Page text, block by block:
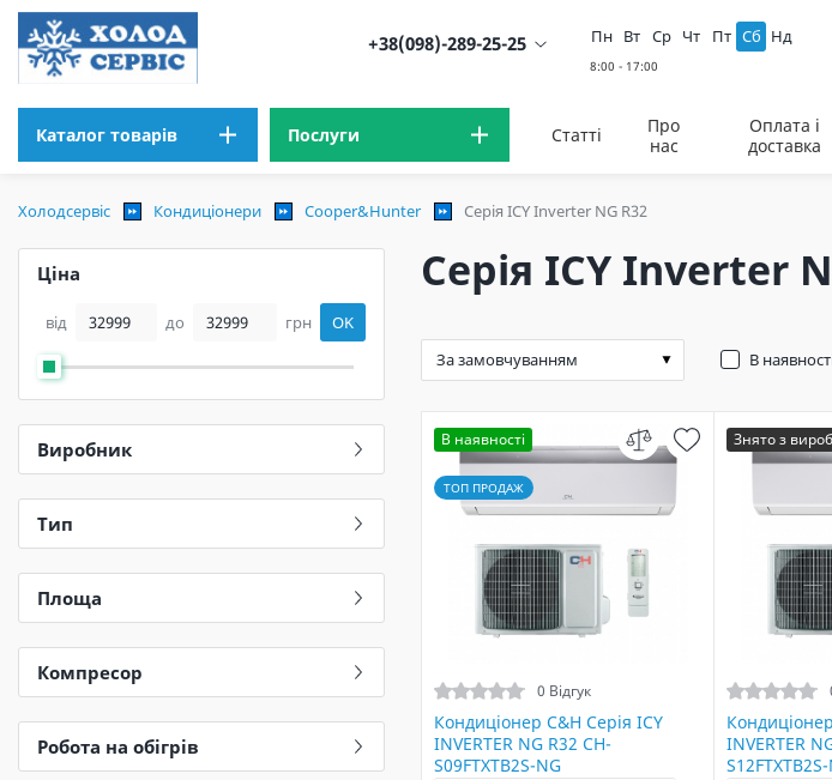
+38(098)-289-25-25 Пн Вт Ср Чт Пт Сб Нд
Каталог товарів Послуги Статті
Про
нас
Оплата і
доставка
Холодсервіс Кондиціонери Cooper&Hunter Серія ICY Inverter NG R32
Ціна
від до грн OK
Виробник
Тип
Площа
Компресор
Робота на обігрів
Серія ICY Inverter
В
В наявності
ТОП ПРОДАЖ
0 Відгук
Кондиціонер C&H Серія ICY
INVERTER NG R32 CH-
S09FTXTB2S-NG
Знято з
INVERTER